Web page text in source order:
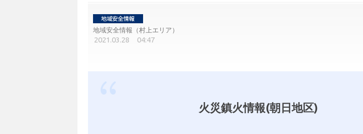
地域安全情報（村上エリア）
2021.03.28 04:47
火災鎮火情報(朝日地区)